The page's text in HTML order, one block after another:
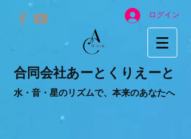
ログイン
合同会社あーとくりえーと
水・音・星のリズムで、本来のあなたへ